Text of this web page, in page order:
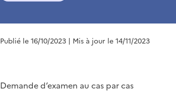
Publié le 16/10/2023 | Mis à jour le 14/11/2023
Demande d’examen au cas par cas